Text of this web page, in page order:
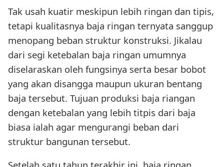
Tak usah kuatir meskipun lebih ringan dan tipis,
tetapi kualitasnya baja ringan ternyata sanggup
menopang beban struktur konstruksi. Jikalau
dari segi ketebalan baja ringan umumnya
diselaraskan oleh fungsinya serta besar bobot
yang akan disangga maupun ukuran bentang
baja tersebut. Tujuan produksi baja riangan
dengan ketebalan yang lebih titpis dari baja
biasa ialah agar mengurangi beban dari
struktur bangunan tersebut.